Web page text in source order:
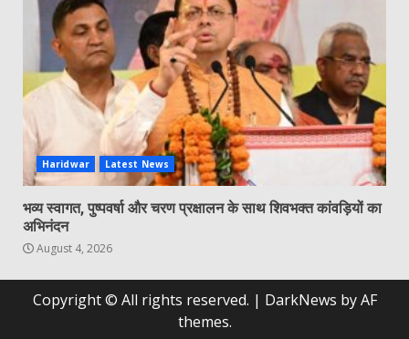
Haridwar Latest News
भव्य स्वागत, पुष्पवर्षा और चरण प्रक्षालन के साथ शिवभक्त कांवड़ियों का
अभिनंदन
August 4, 2026
Copyright © All rights reserved. | DarkNews by AF
themes.